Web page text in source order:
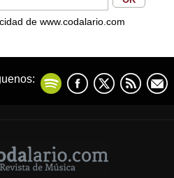
de www.codalario.com